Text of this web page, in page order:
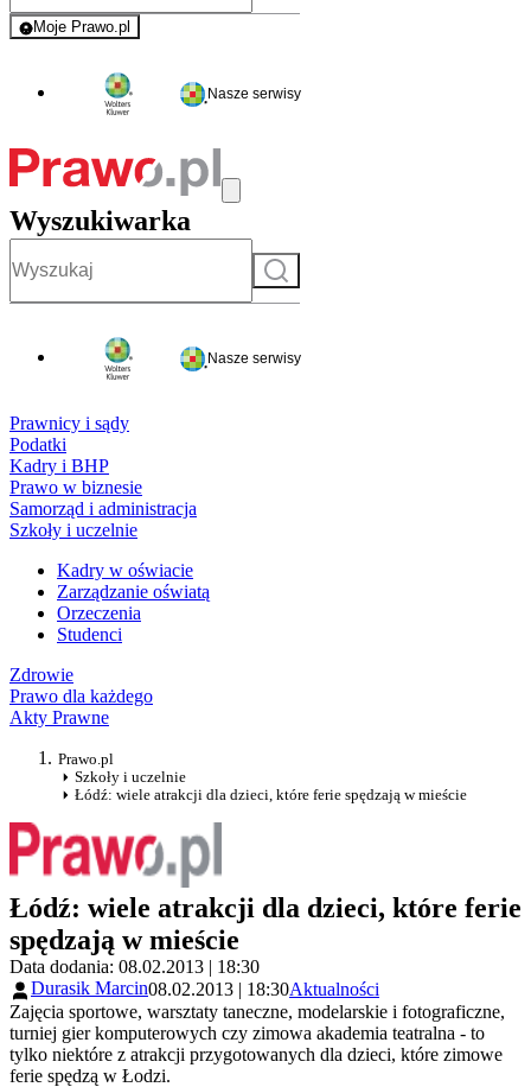
Moje Prawo.pl
- rejestracja i logowanie do serwisu
Nasze serwisy
Wyszukiwarka
Szukaj
Nasze serwisy
Prawnicy i sądy
Podatki
Kadry i BHP
Prawo w biznesie
Samorząd i administracja
Szkoły i uczelnie
Kadry w oświacie
Zarządzanie oświatą
Orzeczenia
Studenci
Zdrowie
Prawo dla każdego
Akty Prawne
Prawo.pl
Szkoły i uczelnie
Łódź: wiele atrakcji dla dzieci, które ferie spędzają w mieście
Łódź: wiele atrakcji dla dzieci, które ferie
spędzają w mieście
Data dodania: 08.02.2013 | 18:30
Durasik Marcin08.02.2013 | 18:30Aktualności
Zajęcia sportowe, warsztaty taneczne, modelarskie i fotograficzne,
turniej gier komputerowych czy zimowa akademia teatralna - to
tylko niektóre z atrakcji przygotowanych dla dzieci, które zimowe
ferie spędzą w Łodzi.